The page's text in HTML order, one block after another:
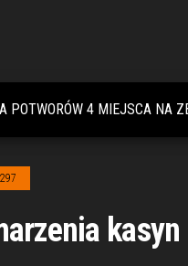
POTWORÓW 4 MIEJSCA NA